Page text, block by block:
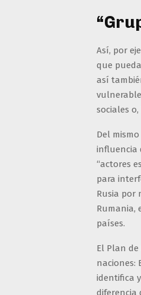
Así, por
que
así
sociales
Del
influencia
“actores
para
Rusia por
Rumania,
países.
El Plan
naciones:
identifica
diferencia